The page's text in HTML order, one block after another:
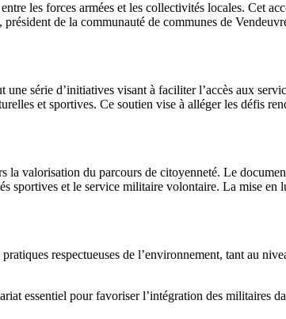
les forces armées et les collectivités locales. Cet
de la communauté de communes de
série d’initiatives visant à faciliter l’accès aux
et sportives. Ce soutien vise à alléger les défis
la valorisation du parcours de citoyenneté. Le
sportives et le service militaire volontaire. La mise en
respectueuses de l’environnement, tant au
essentiel pour favoriser l’intégration des militaires